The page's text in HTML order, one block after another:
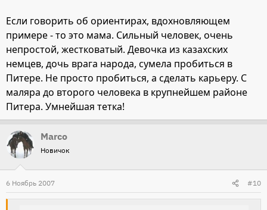
Если говорить об ориентирах, вдохновляющем
примере - то это мама. Сильный человек, очень
непростой, жестковатый. Девочка из казахских
немцев, дочь врага народа, сумела пробиться в
Питере. Не просто пробиться, а сделать карьеру. С
маляра до второго человека в крупнейшем районе
Питера. Умнейшая тетка!
Marco
Новичок
6 Ноябрь 2007 #10